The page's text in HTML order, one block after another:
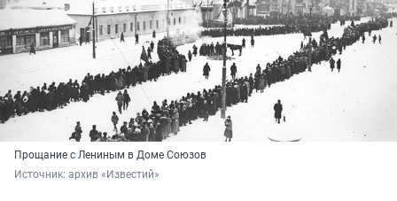
Прощание с Лениным в Доме Союзов
Источник: архив «Известий»